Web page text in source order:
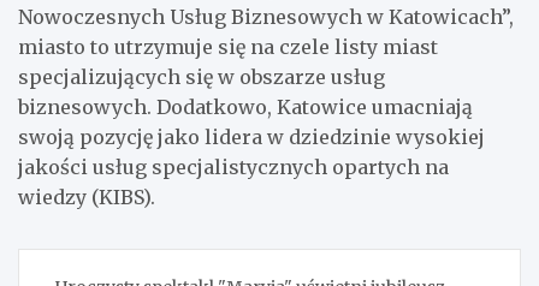
Nowoczesnych Usług Biznesowych w Katowicach”,
miasto to utrzymuje się na czele listy miast
specjalizujących się w obszarze usług
biznesowych. Dodatkowo, Katowice umacniają
swoją pozycję jako lidera w dziedzinie wysokiej
jakości usług specjalistycznych opartych na
wiedzy (KIBS).